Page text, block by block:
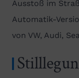
Ausstoß im
Automatik-
von VW, Audi,